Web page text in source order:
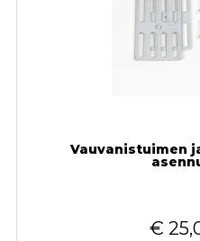
Vauvanistuimen
€